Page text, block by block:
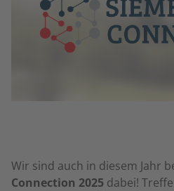
Wir sind auch in diesem Jahr
Connection 2025 dabei!